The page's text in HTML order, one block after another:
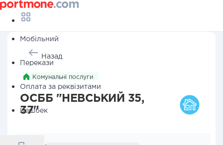
Мобільний
Перекази
Оплата за реквізитами
Кешбек
Назад
Комунальні послуги
ОСББ "НЕВСЬКИЙ 35,
37"